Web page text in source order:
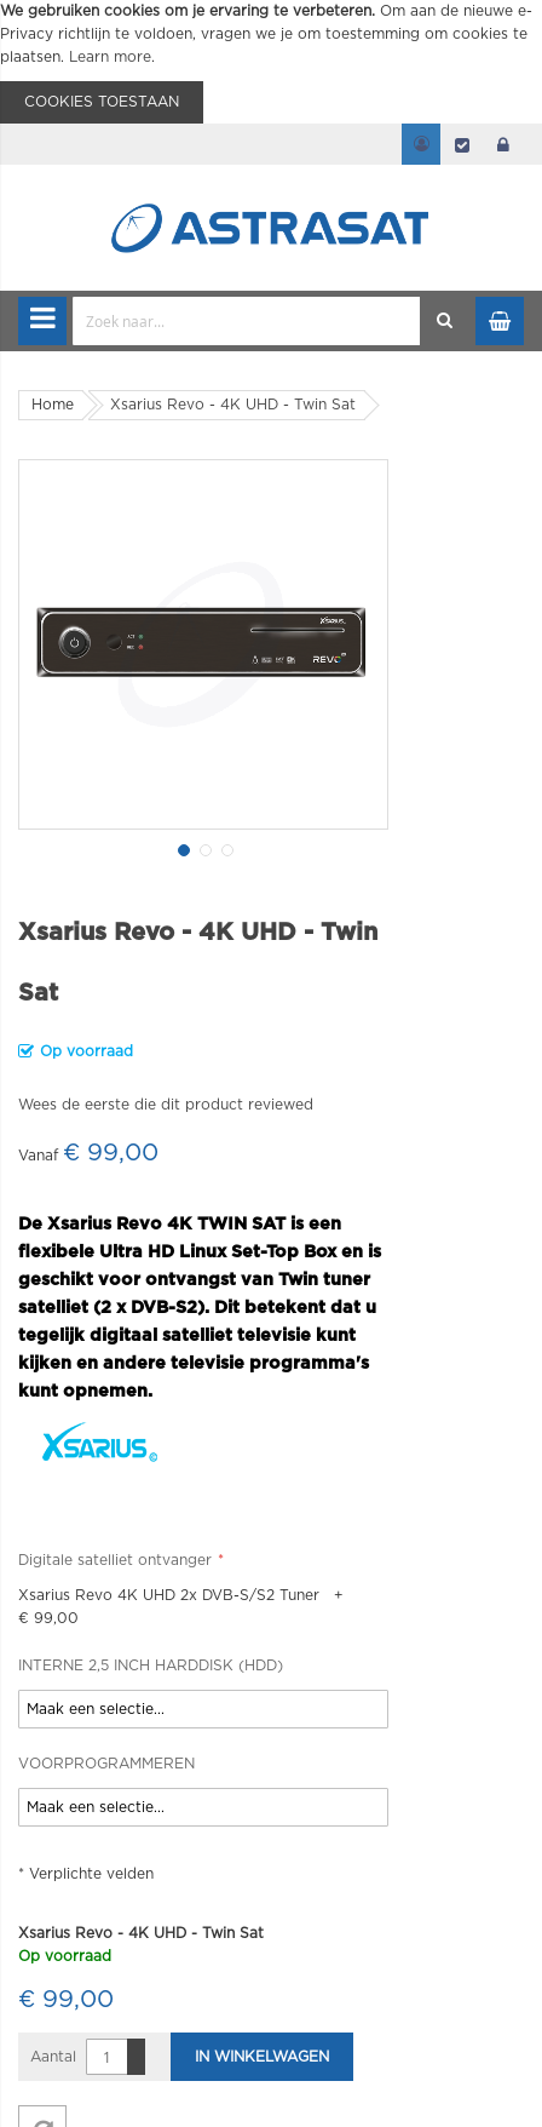
We gebruiken cookies om je ervaring te verbeteren. Om aan de nieuwe e-
Privacy richtlijn te voldoen, vragen we je om toestemming om cookies te
plaatsen.
Learn more.
COOKIES TOESTAAN
Home Xsarius Revo - 4K UHD - Twin Sat
Xsarius Revo - 4K UHD - Twin
Sat
Op voorraad
Wees de eerste die dit product reviewed
€ 99,00
De Xsarius Revo 4K TWIN SAT is een
flexibele Ultra HD Linux Set-Top Box en is
geschikt voor ontvangst van Twin tuner
satelliet (2 x DVB-S2). Dit betekent dat u
tegelijk digitaal satelliet televisie kunt
kijken en andere televisie programma's
kunt opnemen.
Digitale satelliet ontvanger
Xsarius Revo 4K UHD 2x DVB-S/S2 Tuner
+
€ 99,00
INTERNE 2,5 INCH HARDDISK (HDD)
VOORPROGRAMMEREN
* Verplichte velden
Xsarius Revo - 4K UHD - Twin Sat
Op voorraad
€ 99,00
Aantal IN WINKELWAGEN